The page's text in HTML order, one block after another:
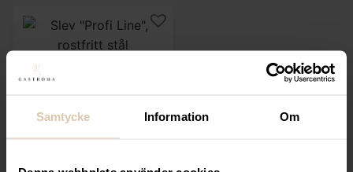
Samtycke Information Om
Hendi